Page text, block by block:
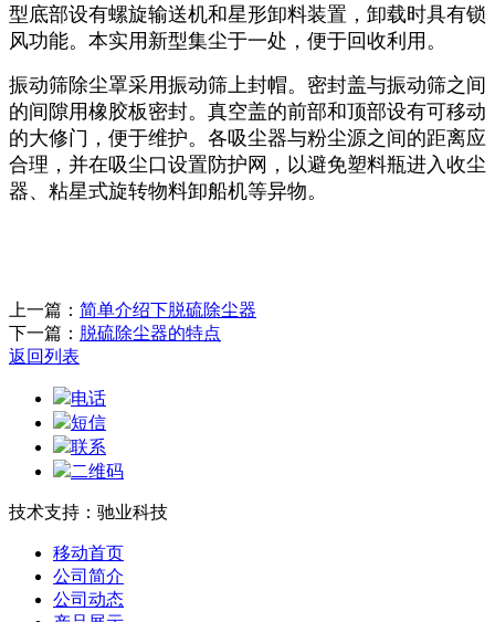
型底部设有螺旋输送机和星形卸料装置，卸载时具有锁
风功能。本实用新型集尘于一处，便于回收利用。
振动筛除尘罩采用振动筛上封帽。密封盖与振动筛之间
的间隙用橡胶板密封。真空盖的前部和顶部设有可移动
的大修门，便于维护。各吸尘器与粉尘源之间的距离应
合理，并在吸尘口设置防护网，以避免塑料瓶进入收尘
器、粘星式旋转物料卸船机等异物。
上一篇： 简单介绍下脱硫除尘器
下一篇： 脱硫除尘器的特点
返回列表
电话
短信
联系
二维码
技术支持：驰业科技
移动首页
公司简介
公司动态